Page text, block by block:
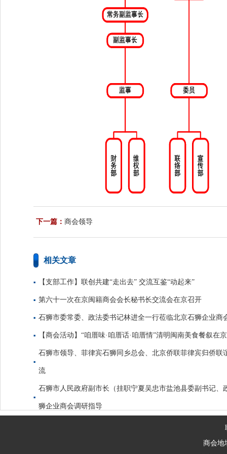
下一篇： 商会领导
相关文章
【支部工作】联创共建“走出去” 交流互鉴“动起来”
第六十一次在京闽籍商会会长秘书长交流会在京召开
石狮市委常委、政法委书记林进全一行莅临北京石狮企业商
【商会活动】“咱厝味·咱厝话·咱厝情”清明闽南美食餐叙在
石狮市领导、菲律宾石狮同乡总会、北京侨联菲律宾归侨联
流
石狮市人民政府副市长（挂职宁夏吴忠市盐池县委副书记、
狮企业商会调研指导
商会地